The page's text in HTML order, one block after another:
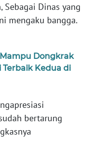
Sebagai Dinas yang
mengaku bangga.
Dongkrak
Terbaik Kedua di
bertarung